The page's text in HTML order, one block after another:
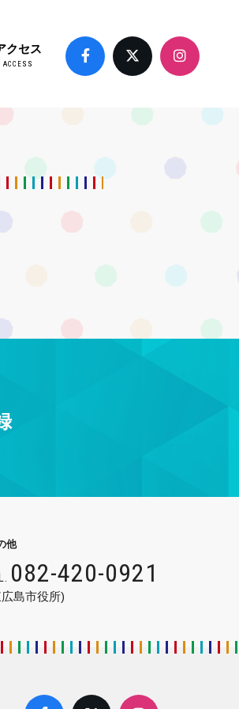
クセス
ACCESS
他
082-420-0921
島市役所)